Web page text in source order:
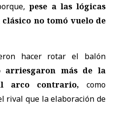
pese a las lógicas
no tomó vuelo de
hacer rotar el balón
arriesgaron más de la
arco contrario, como
rival que la elaboración de